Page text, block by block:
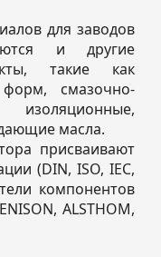
для заводов
и другие
такие как
смазочно-
масла.
присваивают
(DIN, ISO, IEC,
компонентов
ALSTHOM,